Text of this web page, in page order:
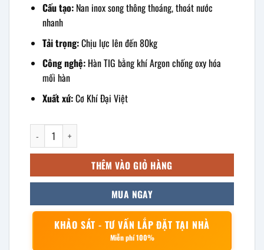
Cấu tạo:Nan inox song thông thoáng, thoát nước
nhanh
Tải trọng:Chịu lực lên đến 80kg
Công nghệ:Hàn TIG bằng khí Argon chống oxy hóa
mối hàn
Xuất xứ:Cơ Khí Đại Việt
kệ song inox 1 tầng treo tường 1500x300x300mm số lượng
THÊM VÀO GIỎ HÀNG
MUA NGAY
KHẢO SÁT - TƯ VẤN LẮP ĐẶT TẠI NHÀ
Miễn phí 100%